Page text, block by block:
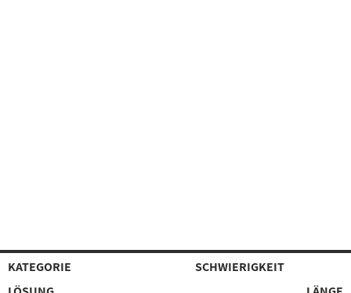
KATEGORIE
SCHWIERIGKEIT